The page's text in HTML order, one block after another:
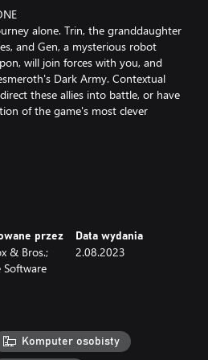
alone. Trin, the granddaughter
and Gen, a mysterious robot
will join forces with you, and
Dark Army. Contextual
these allies into battle, or have
of the game's most clever
adventure games out there, but
and discover all that Arcadia
have to offer! Accept the challenge
przez
& Bros.;
Software
Data wydania
2.08.2023
Komputer osobisty